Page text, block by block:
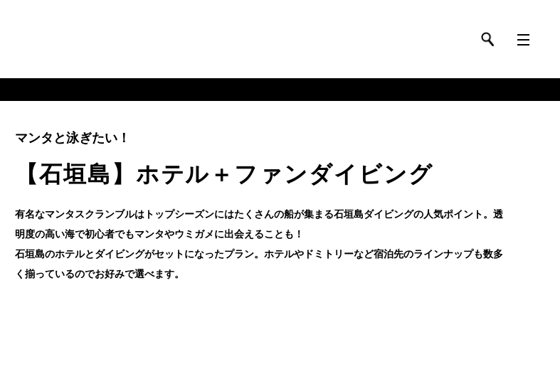
マンタと泳ぎたい！
【石垣島】ホテル＋ファンダイビング
有名なマンタスクランブルはトップシーズンにはたくさんの船が集まる石垣島ダイビングの人気ポイント。透
明度の高い海で初心者でもマンタやウミガメに出会えることも！
石垣島のホテルとダイビングがセットになったプラン。ホテルやドミトリーなど宿泊先のラインナップも数多
く揃っているのでお好みで選べます。